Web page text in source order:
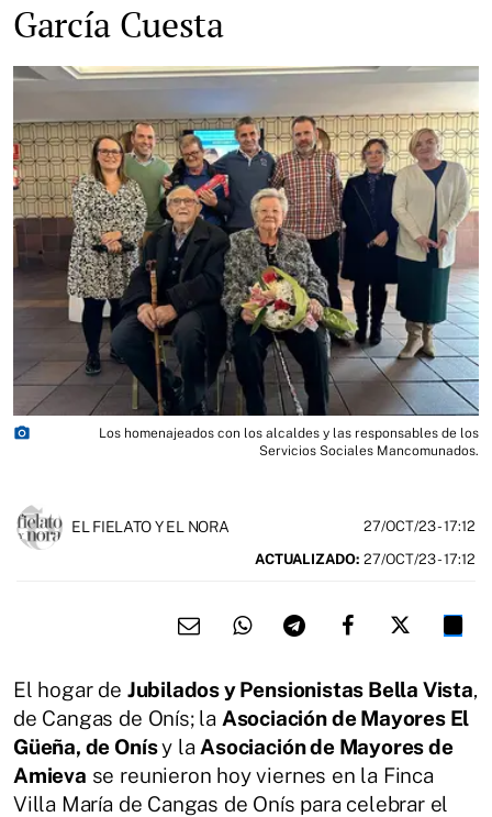
García Cuesta
photo_camera
Los homenajeados con los alcaldes y las responsables de los
Servicios Sociales Mancomunados.
EL FIELATO Y EL NORA 27/OCT/23- 17:12
ACTUALIZADO: 27/OCT/23 - 17:12
El hogar de Jubilados y Pensionistas Bella Vista,
de Cangas de Onís; la Asociación de Mayores El
Güeña, de Onísy la Asociación de Mayores de
Amieva se reunieron hoy viernes en la Finca
Villa María de Cangas de Onís para celebrar el